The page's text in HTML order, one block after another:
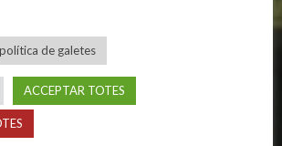
Primer equip femení
Equips masculins
de galetes
ACCEPTAR TOTES